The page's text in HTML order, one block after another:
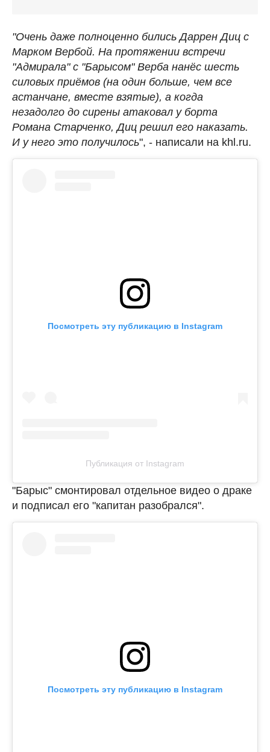
"Очень даже полноценно бились Даррен Диц с
Марком Вербой. На протяжении встречи
"Адмирала" с "Барысом" Верба нанёс шесть
силовых приёмов (на один больше, чем все
астанчане, вместе взятые), а когда
незадолго до сирены атаковал у борта
Романа Старченко, Диц решил его наказать.
И у него это получилось", - написали на khl.ru.
Посмотреть эту публикацию в Instagram
Публикация от Instagram
"Барыс" смонтировал отдельное видео о драке
и подписал его "капитан разобрался".
Посмотреть эту публикацию в Instagram